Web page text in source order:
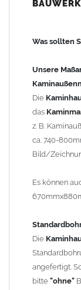
100mm
120mm
140mm
Andere
Befestigung/
Kaminhaube
geliefert. Die
beträgt ca. 25cm
Stützen bis Höhe
Kaminhaube
Was sollten
Unsere
Die
das
z. B.
ca. 740-
Bild/
Es können
Die
angefertigt.
bitte "ohne"